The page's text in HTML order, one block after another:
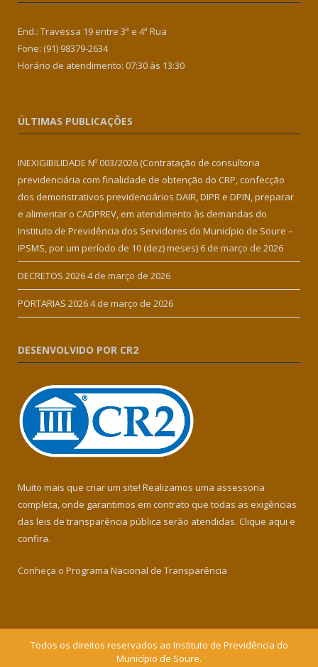
End.: Travessa 19 entre 3ª e 4ª Rua
Fone: (91) 98379-2634
Horário de atendimento: 07:30 às 13:30
ÚLTIMAS PUBLICAÇÕES
INEXIGIBILIDADE Nº 003/2026 (Contratação de consultoria
previdenciária com finalidade de obtenção do CRP, confecção
dos demonstrativos previdenciários DAIR, DIPR e DPIN, preparar
e alimentar o CADPREV, em atendimento às demandas do
Instituto de Previdência dos Servidores do Município de Soure –
IPSMS, por um período de 10 (dez) meses) 6 de março de 2026
DECRETOS 20264 de março de 2026
PORTARIAS 20264 de março de 2026
DESENVOLVIDO POR CR2
Muito mais que criar um site! Realizamos uma assessoria
completa, onde garantimos em contrato que todas as exigências
das leis de transparência pública serão atendidas. Clique aqui e
confira.
Conheça o Programa Nacional de Transparência
Todos os direitos reservados ao Instituto de Previdência do
Município de Soure.